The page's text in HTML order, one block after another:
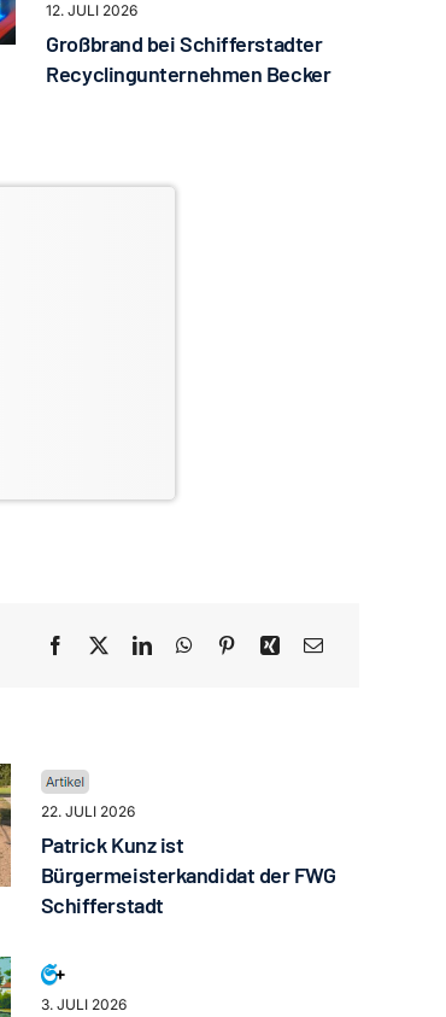
12. JULI 2026
Großbrand bei Schifferstadter
Recyclingunternehmen Becker
22. JULI 2026
Patrick Kunz ist
Bürgermeisterkandidat der FWG
Schifferstadt
3. JULI 2026